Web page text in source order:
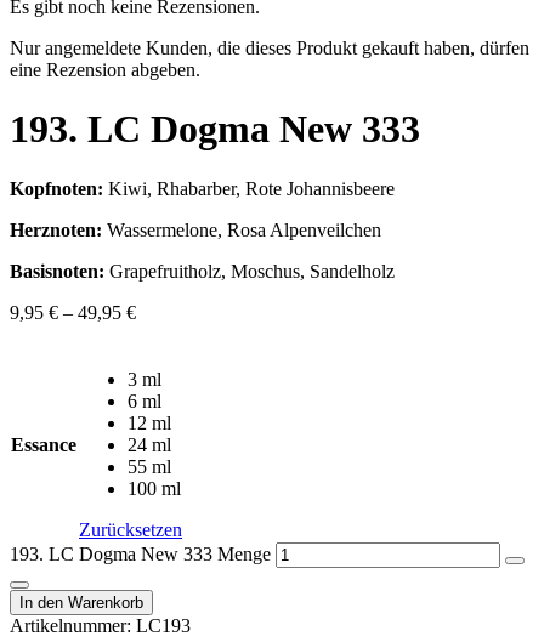
Es gibt noch keine Rezensionen.
Nur angemeldete Kunden, die dieses Produkt gekauft haben, dürfen
eine Rezension abgeben.
193. LC Dogma New 333
Kopfnoten: Kiwi, Rhabarber, Rote Johannisbeere
Herznoten: Wassermelone, Rosa Alpenveilchen
Basisnoten: Grapefruitholz, Moschus, Sandelholz
9,95 € – 49,95 €
Essance
3 ml
6 ml
12 ml
24 ml
55 ml
100 ml
Zurücksetzen
193. LC Dogma New 333 Menge
In den Warenkorb
Artikelnummer: LC193